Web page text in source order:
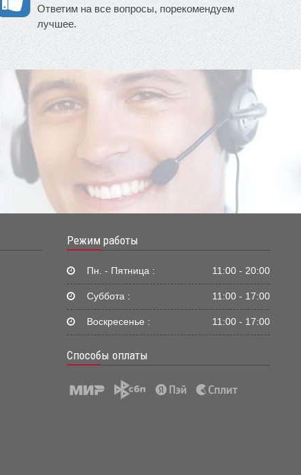
Ответим на все вопросы, порекомендуем
лучшее.
Режим работы
Пн. - Пятница : 11:00 - 20:00
Суббота : 11:00 - 17:00
Воскресенье : 11:00 - 17:00
Способы оплаты